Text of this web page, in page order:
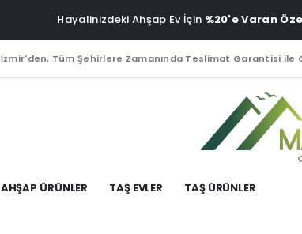
Hayalinizdeki Ahşap Ev İçin %20'e Varan
İzmir'den, Tüm Şehirlere Zamanında Teslimat Garantisi ile
AHŞAP ÜRÜNLER TAŞ EVLER TAŞ ÜRÜNLER